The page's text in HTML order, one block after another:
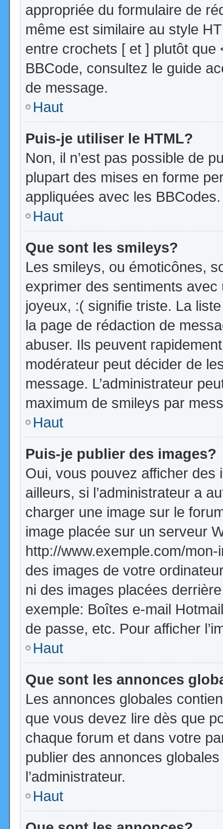
appropriée du formulaire de
même est similaire au style
entre crochets [ et ] plutôt que
BBCode, consultez le guide
de message.
Haut
Puis-je utiliser le HTML?
Non, il n’est pas possible de
plupart des mises en forme
appliquées avec les BBCodes.
Haut
Que sont les smileys?
Les smileys, ou émoticônes,
exprimer des sentiments
joyeux, :( signifie triste. La
la page de rédaction de
abuser. Ils peuvent
modérateur peut décider de
message. L’administrateur
maximum de smileys par
Haut
Puis-je publier des images?
Oui, vous pouvez afficher
ailleurs, si l’administrateur a
charger une image sur le
image placée sur un serveur
http://www.exemple.com/
des images de votre
ni des images placées
exemple: Boîtes e-mail
de passe, etc. Pour afficher
Haut
Que sont les annonces
Les annonces globales
que vous devez lire dès que
chaque forum et dans votre
publier des annonces
l’administrateur.
Haut